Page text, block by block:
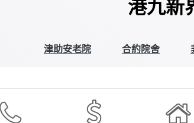
港九新
津助安老院 合約院舍